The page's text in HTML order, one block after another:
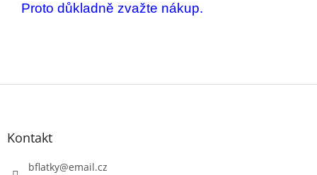
Proto důkladně zvažte nákup.
Z
Kontakt
bflatky@email.cz